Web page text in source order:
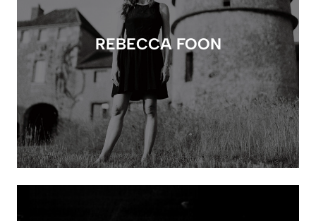
REBECCA FOON